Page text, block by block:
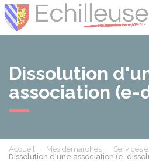
Dissolution
association (e-
Accueil Mes démarches
Services
Dissolution d'une association (e-